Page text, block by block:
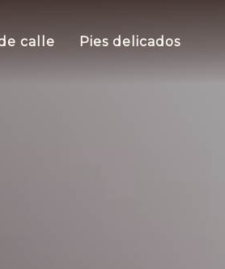
calle Pies delicados